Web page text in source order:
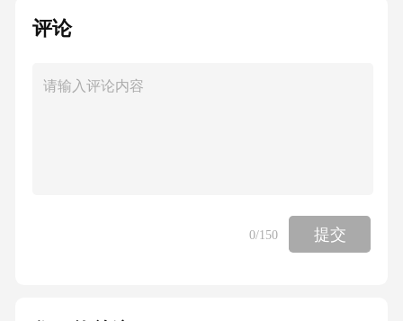
本班组安全生产负直接管理责任，需组织班前
员工岗位责任：安全生产第一道防线从业人员
评论
0/150 提交